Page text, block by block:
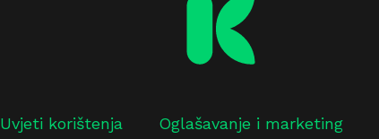
Uvjeti korištenja Oglašavanje i marketing